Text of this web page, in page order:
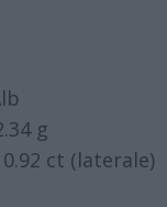
g
ct (laterale)